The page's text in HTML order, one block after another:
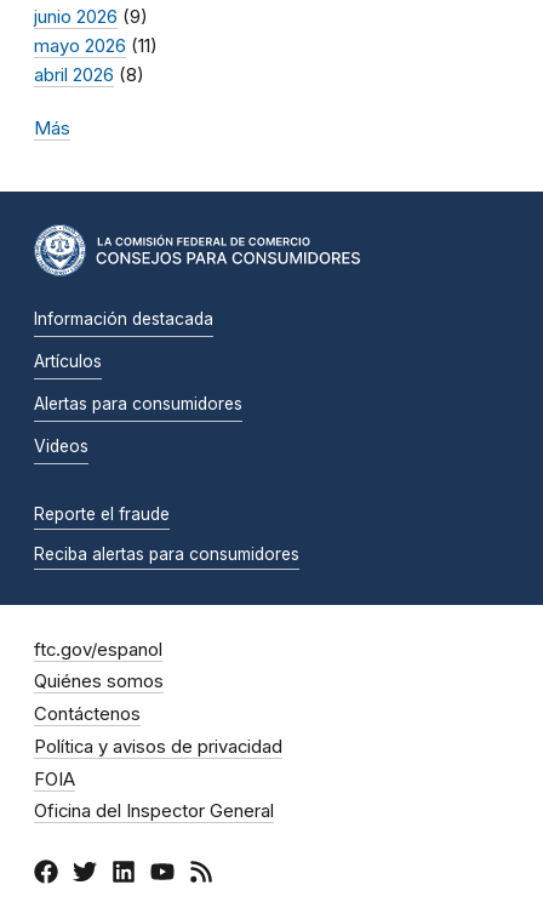
junio 2026 (9)
mayo 2026 (11)
abril 2026 (8)
Más
Información destacada
Artículos
Alertas para consumidores
Videos
Reporte el fraude
Reciba alertas para consumidores
ftc.gov/espanol
Quiénes somos
Contáctenos
Política y avisos de privacidad
FOIA
Oficina del Inspector General